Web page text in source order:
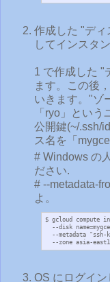
作成した "ディ
してインスタ
1 で作成した "
ます。この後
いきます。"ゾ
「ryo」とい
公開鍵(~/.ssh/
ス名を「
# Windows の
ださい.
# --metadata-
よ。
$ gcloud compute
--zone asia-
OS にログイ